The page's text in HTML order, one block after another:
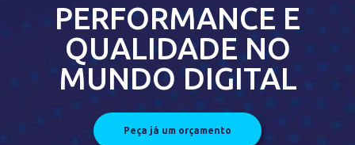
PERFORMANCE E
QUALIDADE NO
MUNDO DIGITAL
Peça já um orçamento